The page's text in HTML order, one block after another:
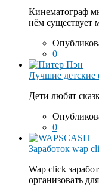
Кинематограф
нём существует
0
Лучшие
Дети любят
0
Заработок wap
Wap click
организовать